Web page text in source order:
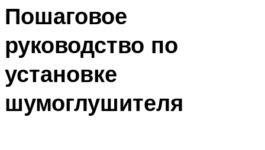
Пошаговое
руководство по
установке
шумоглушителя